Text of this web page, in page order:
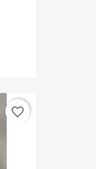
favorite_border